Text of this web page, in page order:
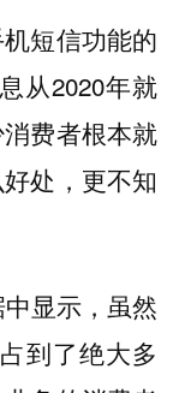
短信功能的
从2020年就
费者根本就
处，更不知
显示，虽然
到了绝大多